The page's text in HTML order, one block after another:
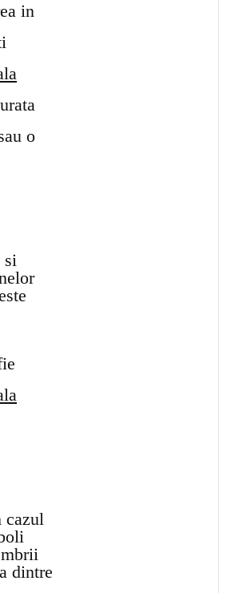
in
o
si
cazul
dintre